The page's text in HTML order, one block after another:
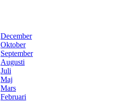
December
Oktober
September
Augusti
Juli
Maj
Mars
Februari